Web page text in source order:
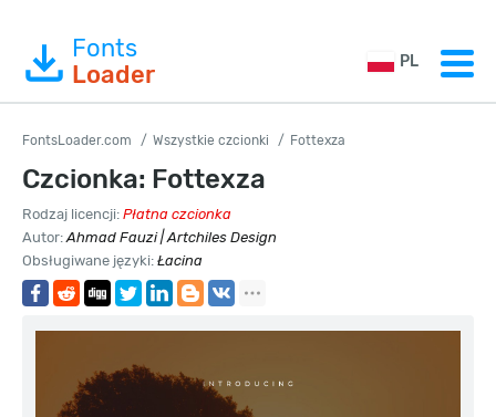
Fonts
Loader
PL
FontsLoader.com Wszystkie czcionki Fottexza
Czcionka: Fottexza
Rodzaj licencji: Płatna czcionka
Autor:Ahmad Fauzi | Artchiles Design
Obsługiwane języki: Łacina